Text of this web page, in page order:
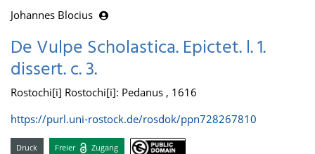
Johannes Blocius
De Vulpe Scholastica. Epictet. l. 1.
dissert. c. 3.
Rostochi[i] Rostochi[i]: Pedanus , 1616
https://purl.uni-rostock.de/rosdok/ppn728267810
Druck Freier Zugang